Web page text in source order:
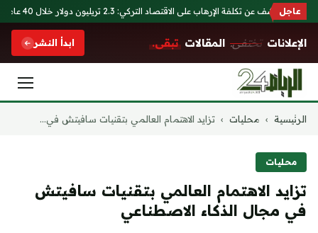
عاجل
أنقرة تكشف عن تكلفة الإرهاب على الاقتصاد التركي: 2.3 تريليون دولار خلال 40 عاماً
الإعلانات تختفي. المقالات تبقى. ابدأ النشر
التجاوز
الرئيسية › محليات › تزايد الاهتمام العالمي بتقنيات سافيتش في...
محليات
تزايد الاهتمام العالمي بتقنيات سافيتش
في مجال الذكاء الاصطناعي